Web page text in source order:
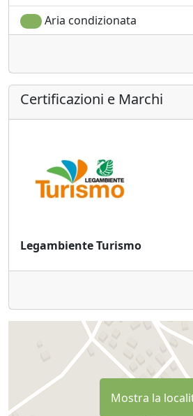
Aria condizionata
Certificazioni e Marchi
Legambiente Turismo
Mostra la